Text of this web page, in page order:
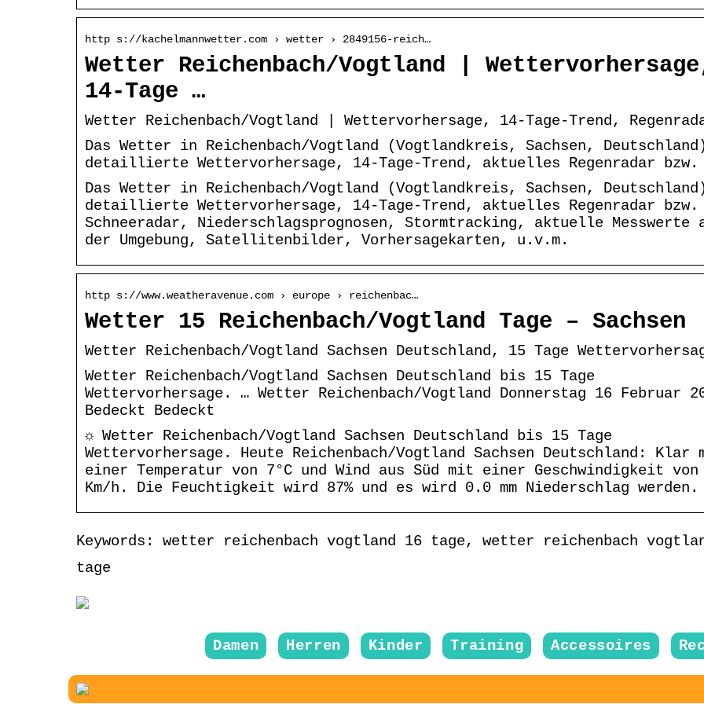
http s://kachelmannwetter.com › wetter › 2849156-reich…
Wetter Reichenbach/Vogtland |
14-Tage …
Wetter Reichenbach/Vogtland | Wettervorhersage, 14-Tage-Trend,
Das Wetter in Reichenbach/Vogtland (Vogtlandkreis, Sachsen,
detaillierte Wettervorhersage, 14-Tage-Trend, aktuelles Regenradar bzw.
Das Wetter in Reichenbach/Vogtland (Vogtlandkreis, Sachsen,
detaillierte Wettervorhersage, 14-Tage-Trend, aktuelles Regenradar bzw.
Schneeradar, Niederschlagsprognosen, Stormtracking, aktuelle Messwerte
der Umgebung, Satellitenbilder, Vorhersagekarten, u.v.m.
http s://www.weatheravenue.com › europe › reichenbac…
Wetter 15 Reichenbach/Vogtland Tage – Sachsen
Wetter Reichenbach/Vogtland Sachsen Deutschland, 15 Tage
Wetter Reichenbach/Vogtland Sachsen Deutschland bis 15 Tage
Wettervorhersage. … Wetter Reichenbach/Vogtland Donnerstag 16 Februar
Bedeckt Bedeckt
☼ Wetter Reichenbach/Vogtland Sachsen Deutschland bis 15 Tage
Wettervorhersage. Heute Reichenbach/Vogtland Sachsen Deutschland: Klar
einer Temperatur von 7°C und Wind aus Süd mit einer Geschwindigkeit von
Km/h. Die Feuchtigkeit wird 87% und es wird 0.0 mm Niederschlag werden.
Keywords: wetter reichenbach vogtland 16 tage, wetter reichenbach
tage
Damen Herren Kinder Training Accessoires